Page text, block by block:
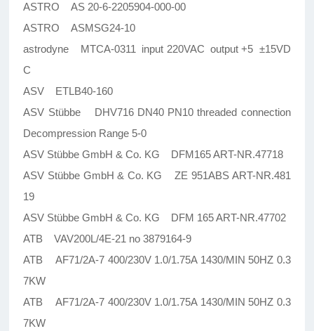
ASTRO AS 20-6-2205904-000-00
ASTRO ASMSG24-10
astrodyne MTCA-0311 input 220VAC output +5 ±15VD
C
ASV ETLB40-160
ASV Stübbe DHV716 DN40 PN10 threaded connection
Decompression Range 5-0
ASV Stübbe GmbH & Co. KG DFM165 ART-NR.47718
ASV Stübbe GmbH & Co. KG ZE 951ABS ART-NR.481
19
ASV Stübbe GmbH & Co. KG DFM 165 ART-NR.47702
ATB VAV200L/4E-21 no 3879164-9
ATB AF71/2A-7 400/230V 1.0/1.75A 1430/MIN 50HZ 0.3
7KW
ATB AF71/2A-7 400/230V 1.0/1.75A 1430/MIN 50HZ 0.3
7KW